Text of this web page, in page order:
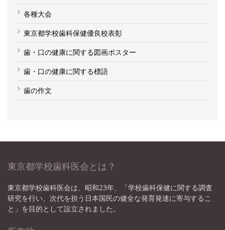
各種大会
東京都学校歯科保健優良校表彰
歯・口の健康に関する図画ポスター
歯・口の健康に関する標語
歯の作文
東京都学校歯科医会とは？
東京都学校歯科医会は、昭和23年、「学校歯科保健に関する調査
研究を行い、次代を担う日本国民の健全な発育発達に寄与するこ
と」を目的として設立されました。